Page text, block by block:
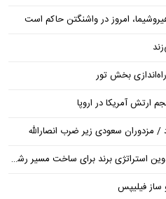
امروز در واشنگتن حاکم است
بخش تور
ارتش آمریکا در اروپا
مزدوران سعودی زیر ضرب انصارالله
برند برای ساخت مسیر رشد متمایز
ساز فیلیپس